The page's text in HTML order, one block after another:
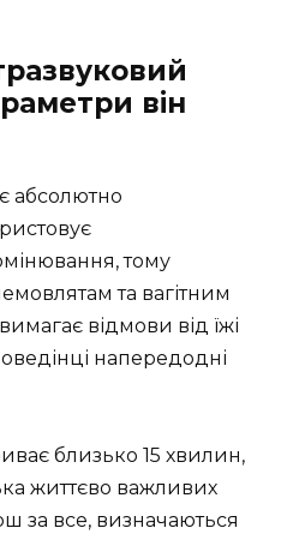
він
абсолютно
тому
та вагітним
відмови від їжі
напередодні
близько 15 хвилин,
життєво важливих
за все, визначаються